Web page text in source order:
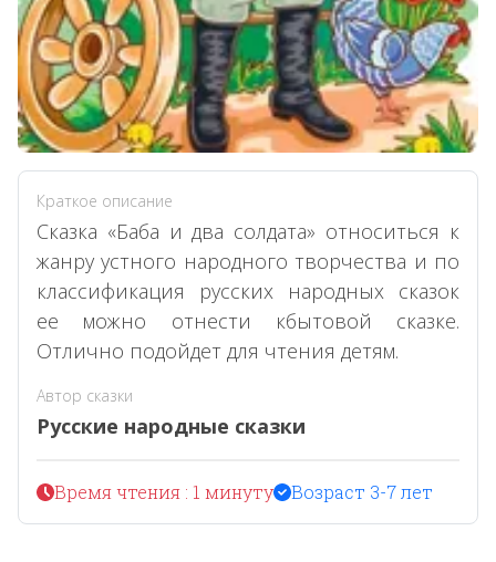
Краткое описание
Сказка «Баба и два солдата» относиться к
жанру устного народного творчества и по
классификация русских народных сказок
ее можно отнести кбытовой сказке.
Отлично подойдет для чтения детям.
Автор сказки
Русские народные сказки
Время чтения : 1 минуту Возраст 3-7 лет